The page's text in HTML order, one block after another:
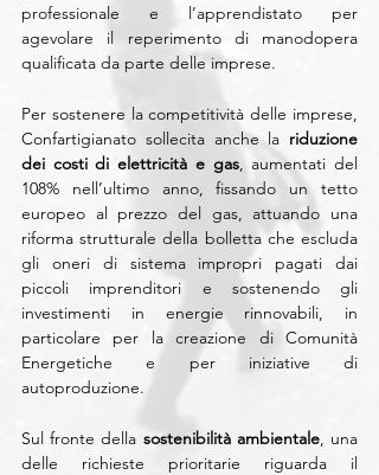
professionale e l’apprendistato per
agevolare il reperimento di manodopera
qualificata da parte delle imprese.
Per sostenere la competitività delle imprese,
Confartigianato sollecita anche la riduzione
dei costi di elettricità e gas, aumentati del
108% nell’ultimo anno, fissando un tetto
europeo al prezzo del gas, attuando una
riforma strutturale della bolletta che escluda
gli oneri di sistema impropri pagati dai
piccoli imprenditori e sostenendo gli
investimenti in energie rinnovabili, in
particolare per la creazione di Comunità
Energetiche e per iniziative di
autoproduzione.
Sul fronte della sostenibilità ambientale, una
delle richieste prioritarie riguarda il